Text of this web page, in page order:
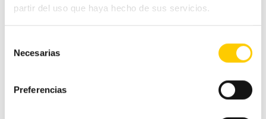
partir del uso que haya hecho de sus servicios.
Necesarias
Preferencias
Pequeño comercio
Tecnología
Tranquilidad